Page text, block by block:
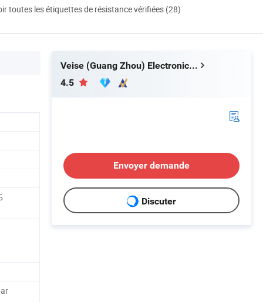
toutes les étiquettes de résistance vérifiées (28)
Veise (Guang Zhou) Electronics Co., Ltd.
4.5
Envoyer demande
Discuter